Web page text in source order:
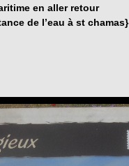
en aller retour
de l’eau à st chamas}